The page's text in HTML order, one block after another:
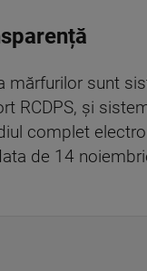
sunt
RCDPS, şi
complet
de 14